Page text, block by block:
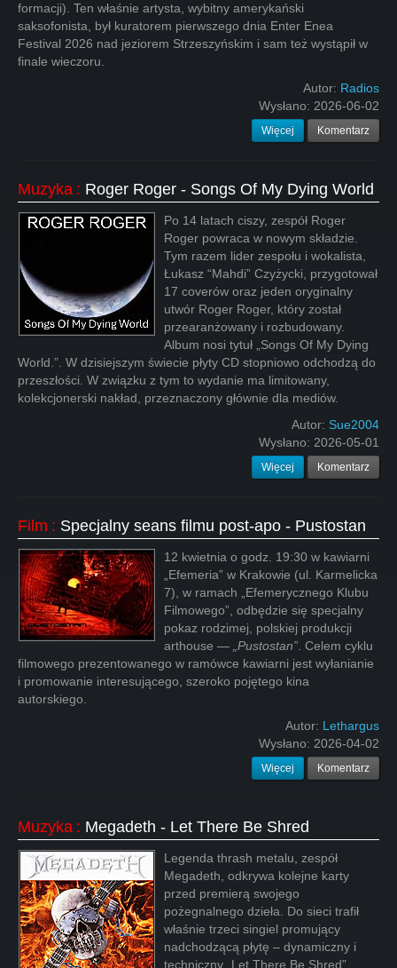
formacji). Ten właśnie artysta, wybitny amerykański
saksofonista, był kuratorem pierwszego dnia Enter Enea
Festival 2026 nad jeziorem Strzeszyńskim i sam też wystąpił w
finale wieczoru.
Autor: Radios
Wysłano: 2026-06-02
Więcej Komentarz
Muzyka : Roger Roger - Songs Of My Dying World
Po 14 latach ciszy, zespół Roger
Roger powraca w nowym składzie.
Tym razem lider zespołu i wokalista,
Łukasz “Mahdi” Czyżycki, przygotował
17 coverów oraz jeden oryginalny
utwór Roger Roger, który został
przearanżowany i rozbudowany.
Album nosi tytuł „Songs Of My Dying
World.”. W dzisiejszym świecie płyty CD stopniowo odchodzą do
przeszłości. W związku z tym to wydanie ma limitowany,
kolekcjonerski nakład, przeznaczony głównie dla mediów.
Autor: Sue2004
Wysłano: 2026-05-01
Więcej Komentarz
Film : Specjalny seans filmu post-apo - Pustostan
12 kwietnia o godz. 19:30 w kawiarni
„Efemeria” w Krakowie (ul. Karmelicka
7), w ramach „Efemerycznego Klubu
Filmowego”, odbędzie się specjalny
pokaz rodzimej, polskiej produkcji
arthouse — „Pustostan” . Celem cyklu
filmowego prezentowanego w ramówce kawiarni jest wyłanianie
i promowanie interesującego, szeroko pojętego kina
autorskiego.
Autor: Lethargus
Wysłano: 2026-04-02
Więcej Komentarz
Muzyka : Megadeth - Let There Be Shred
Legenda thrash metalu, zespół
Megadeth, odkrywa kolejne karty
przed premierą swojego
pożegnalnego dzieła. Do sieci trafił
właśnie trzeci singiel promujący
nadchodzącą płytę – dynamiczny i
techniczny „Let There Be Shred”.